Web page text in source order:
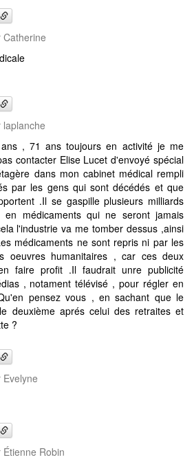
, 71 ans toujours en activité je me
contacter Elise Lucet d'envoyé spécial
dans mon cabinet médical rempli
par les gens qui sont décédés et que
.Il se gaspille plusieurs milliards
en médicaments qui ne seront jamais
l'industrie va me tomber dessus ,ainsi
médicaments ne sont repris ni par les
oeuvres humanitaires , car ces deux
faire profit .Il faudrait unre publicité
, notament télévisé , pour régler en
pensez vous , en sachant que le
deuxième aprés celui des retraites et
?
Robin